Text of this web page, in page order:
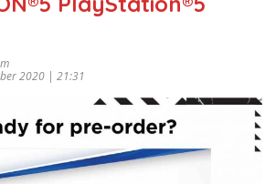
2020 | 21:31